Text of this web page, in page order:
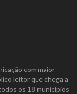
com maior
leitor que chega a
os 18 municípios